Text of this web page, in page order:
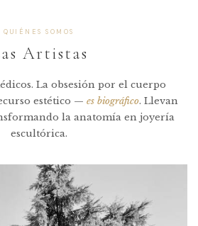
QUIÉNES SOMOS
Artistas
La obsesión por el cuerpo
estético — es biográfico. Llevan
la anatomía en joyería
escultórica.